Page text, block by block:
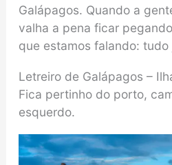
Galápagos. Quando a
valha a pena ficar
que estamos falando: tudo
Letreiro de Galápagos –
Fica pertinho do porto,
esquerdo.